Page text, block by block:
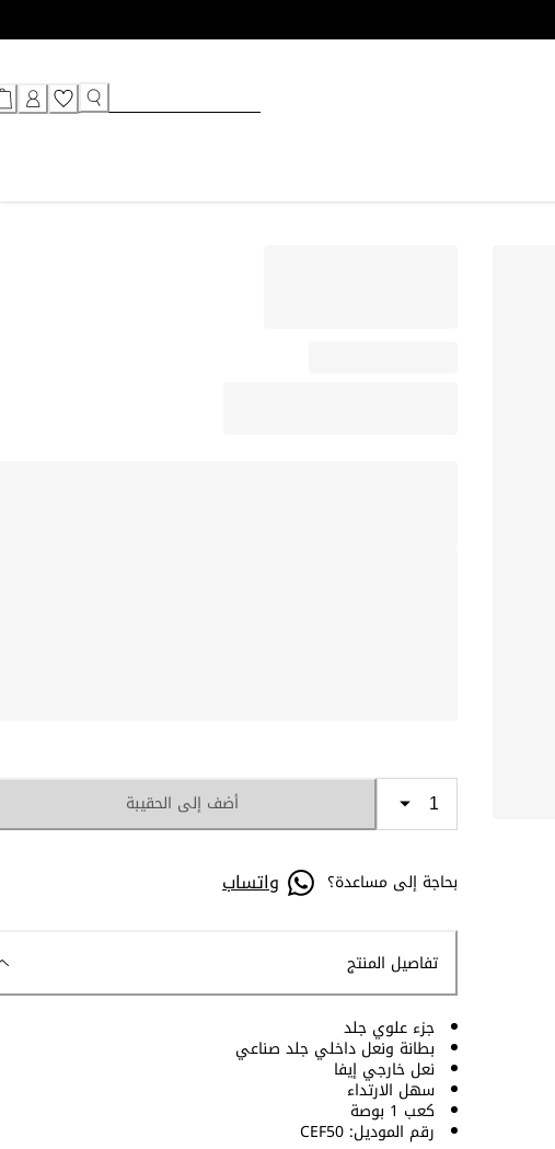
أضف إلى الحقيبة
بحاجة إلى مساعدة؟ واتساب
تفاصيل المنتج
جزء علوي جلد
بطانة ونعل داخلي جلد صناعي
نعل خارجي إيفا
سهل الارتداء
كعب 1 بوصة
رقم الموديل: CEF50